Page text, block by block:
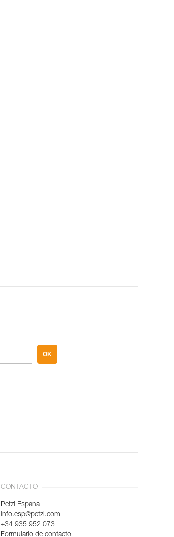
OK
CONTACTO
Petzl Espana
info.esp@petzl.com
+34 935 952 073
Formulario de contacto